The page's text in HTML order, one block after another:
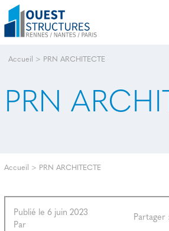
Accueil > PRN ARCHITECTE
PRN
Accueil > PRN ARCHITECTE
Publié le 6 juin 2023
Par
Partager :